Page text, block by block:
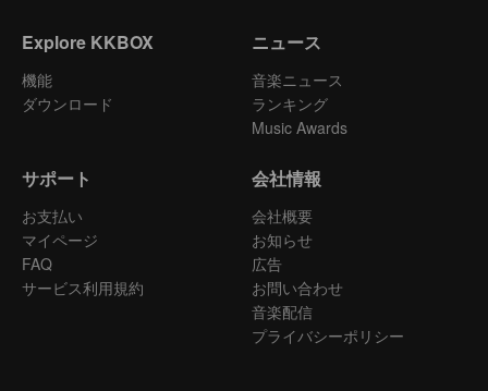
Explore KKBOX
機能
ダウンロード
ニュース
音楽ニュース
ランキング
Music Awards
サポート
お支払い
マイページ
FAQ
サービス利用規約
会社情報
会社概要
お知らせ
広告
お問い合わせ
音楽配信
プライバシーポリシー